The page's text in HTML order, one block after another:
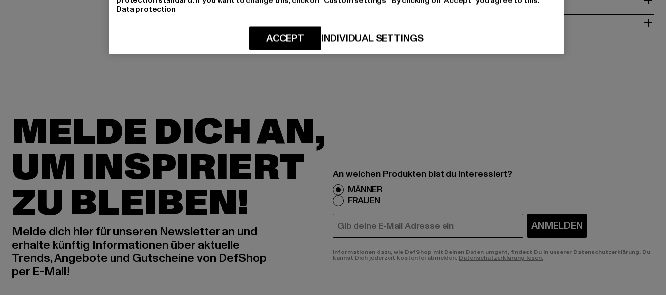
MELDE DICH AN,
UM INSPIRIERT
ZU BLEIBEN!
Melde dich hier für unseren Newsletter an und
erhalte künftig Informationen über aktuelle
Trends, Angebote und Gutscheine von DefShop
per E-Mail!
An welchen Produkten bist du interessiert?
MÄNNER
FRAUEN
E-MAIL ANMELDEN
Informationen dazu, wie DefShop mit Deinen Daten umgeht, findest Du in unserer Datenschutzerklärung. Du
kannst Dich jederzeit kostenfei abmelden. Datenschutzerklärung lesen.
Data protection
INDIVIDUAL SETTINGS
ACCEPT